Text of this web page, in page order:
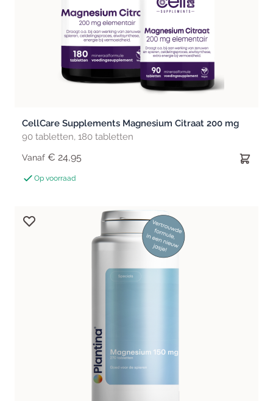
CellCare Supplements Magnesium Citraat 200 mg
90 tabletten, 180 tabletten
Vanaf € 24,95
Op voorraad